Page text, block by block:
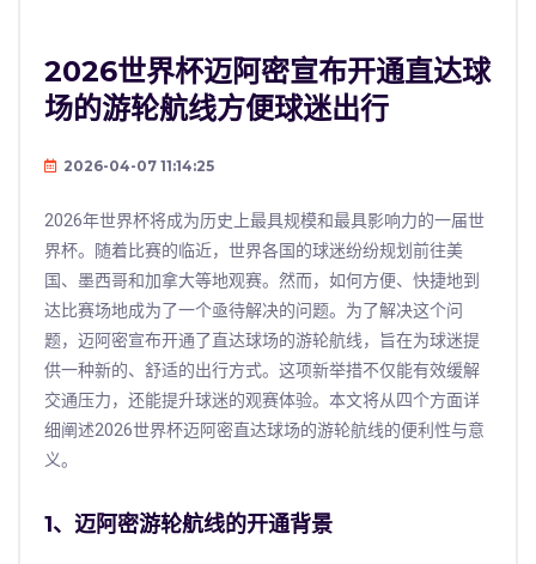
2026世界杯迈阿密宣布开通直达球
场的游轮航线方便球迷出行
2026-04-07 11:14:25
2026年世界杯将成为历史上最具规模和最具影响力的一届世
界杯。随着比赛的临近，世界各国的球迷纷纷规划前往美
国、墨西哥和加拿大等地观赛。然而，如何方便、快捷地到
达比赛场地成为了一个亟待解决的问题。为了解决这个问
题，迈阿密宣布开通了直达球场的游轮航线，旨在为球迷提
供一种新的、舒适的出行方式。这项新举措不仅能有效缓解
交通压力，还能提升球迷的观赛体验。本文将从四个方面详
细阐述2026世界杯迈阿密直达球场的游轮航线的便利性与意
义。
1、迈阿密游轮航线的开通背景